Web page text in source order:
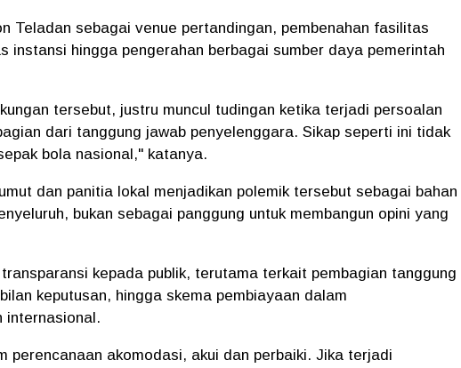
Teladan sebagai venue pertandingan, pembenahan fasilitas
instansi hingga pengerahan berbagai sumber daya pemerintah
tersebut, justru muncul tudingan ketika terjadi persoalan
dari tanggung jawab penyelenggara. Sikap seperti ini tidak
bola nasional," katanya.
dan panitia lokal menjadikan polemik tersebut sebagai bahan
bukan sebagai panggung untuk membangun opini yang
kepada publik, terutama terkait pembagian tanggung
keputusan, hingga skema pembiayaan dalam
internasional.
perencanaan akomodasi, akui dan perbaiki. Jika terjadi